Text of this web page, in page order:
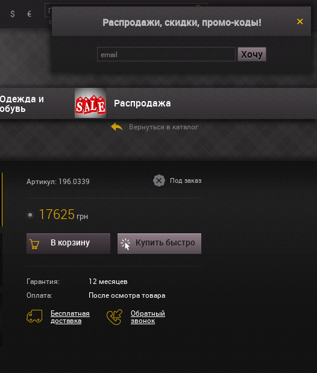
$ €
Введите поисковой запрос, например “Dual Time”
Корзина
Нет товаров
Одежда и
обувь Распродажа
Вернуться в каталог
Артикул: 196.0339 Под заказ
17625 грн
В корзину Купить быстро
Гарантия:
12 месяцев
Оплата:
После осмотра товара
Бесплатная
доставка
Обратный
звонок
Распродажи, скидки, промо-коды!